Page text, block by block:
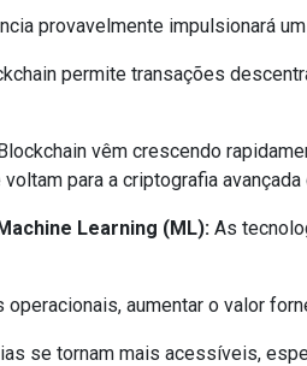
provavelmente impulsionará
permite transações
vêm crescendo
para a criptografia avançada
Learning (ML): As
aumentar o valor
se tornam mais acessíveis,